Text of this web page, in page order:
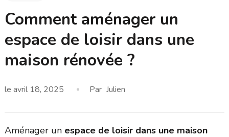
Comment aménager un
espace de loisir dans une
maison rénovée ?
le avril 18, 2025 Par Julien
Aménager un espace de loisir dans une maison